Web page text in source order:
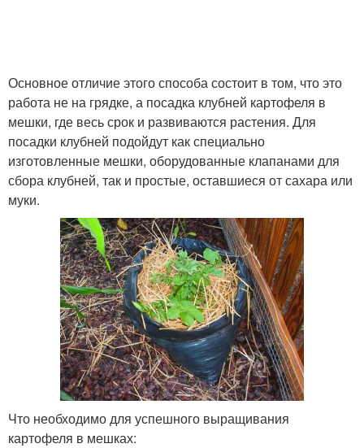
Основное отличие этого способа состоит в том, что это
работа не на грядке, а посадка клубней картофеля в
мешки, где весь срок и развиваются растения. Для
посадки клубней подойдут как специально
изготовленные мешки, оборудованные клапанами для
сбора клубней, так и простые, оставшиеся от сахара или
муки.
Что необходимо для успешного выращивания
картофеля в мешках: